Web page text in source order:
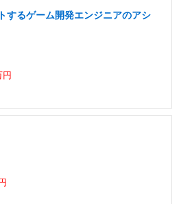
するゲーム開発エンジニアのアシ
円